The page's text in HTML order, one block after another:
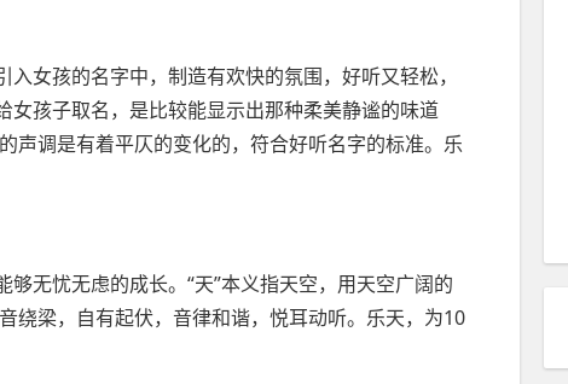
女孩的名字中，制造有欢快的氛围，好听又轻松，
女孩子取名，是比较能显示出那种柔美静谧的味道
声调是有着平仄的变化的，符合好听名字的标准。乐
无忧无虑的成长。“天”本义指天空，用天空广阔的
绕梁，自有起伏，音律和谐，悦耳动听。乐天，为10